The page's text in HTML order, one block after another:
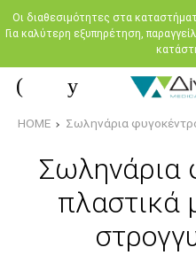
Oι διαθεσιμότητες στα
Για καλύτερη εξυπηρέτηση,
HOME Σωληνάρια
Σωληνάρια
πλαστικά